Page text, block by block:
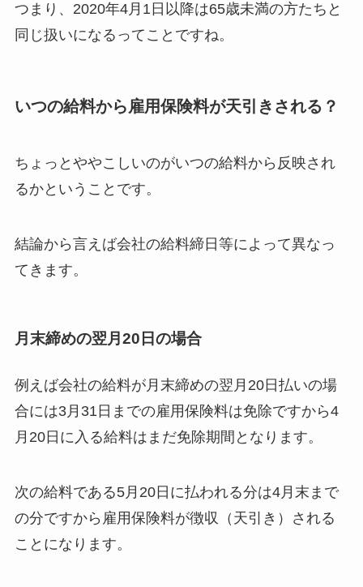
つまり、2020年4月1日以降は65歳未満の方たちと
同じ扱いになるってことですね。
いつの給料から雇用保険料が天引きされる？
ちょっとややこしいのがいつの給料から反映され
るかということです。
結論から言えば会社の給料締日等によって異なっ
てきます。
月末締めの翌月20日の場合
例えば会社の給料が月末締めの翌月20日払いの場
合には3月31日までの雇用保険料は免除ですから4
月20日に入る給料はまだ免除期間となります。
次の給料である5月20日に払われる分は4月末まで
の分ですから雇用保険料が徴収（天引き）される
ことになります。